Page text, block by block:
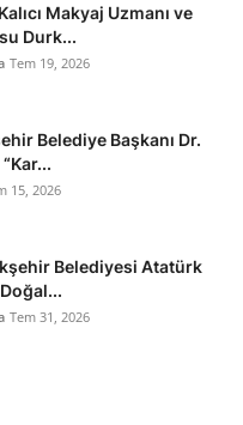
Makyaj Uzmanı ve
Durk...
Tem 19, 2026
Belediye Başkanı Dr.
15, 2026
Belediyesi Atatürk
Tem 31, 2026